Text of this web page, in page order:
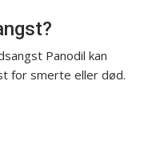
Panodil kan
for smerte eller død.